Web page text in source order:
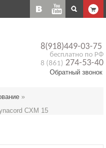
8(918)449-03-75
бесплатно по РФ
8 (861) 274-53-40
Обратный звонок
»
CXM 15